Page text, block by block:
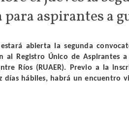
aspirantes a
abierta la segunda
al Registro Único de Aspirantes a
Ríos (RUAER). Previo a la
días hábiles, habrá un encuentro